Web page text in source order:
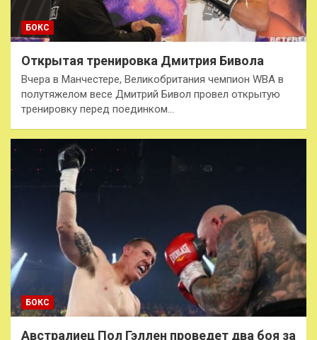
БОКС
Открытая тренировка Дмитрия Бивола
Вчера в Манчестере, Великобритания чемпион WBA в
полутяжелом весе Дмитрий Бивол провел открытую
тренировку перед поединком…
БОКС
Австралиец Пол Гэллен проведет два боя за